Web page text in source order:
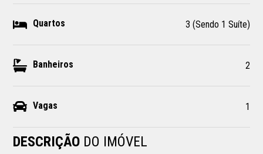
Quartos 3 (Sendo 1 Suíte)
Banheiros 2
Vagas 1
DESCRIÇÃO DO IMÓVEL